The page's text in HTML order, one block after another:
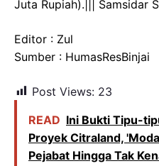
Juta Rupiah).||| Samsidar
Editor : Zul
Sumber : HumasResBinjai
Post Views: 23
READ Ini Bukti Tipu-
Proyek Citraland,
Pejabat Hingga Tak